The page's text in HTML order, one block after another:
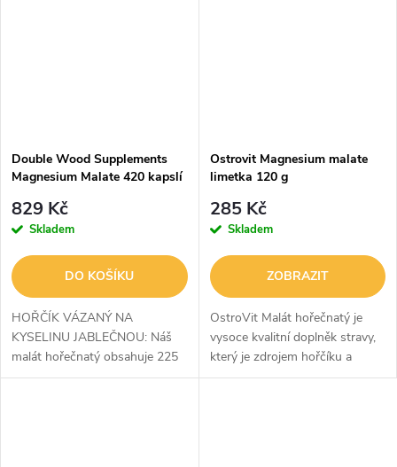
Double Wood Supplements
Magnesium Malate 420 kapslí
829 Kč
Skladem
DO KOŠÍKU
HOŘČÍK VÁZANÝ NA
KYSELINU JABLEČNOU: Náš
malát hořečnatý obsahuje 225
mg hořčíku vázaného na 1275
Ostrovit Magnesium malate
limetka 120 g
285 Kč
Skladem
ZOBRAZIT
OstroVit Malát hořečnatý je
vysoce kvalitní doplněk stravy,
který je zdrojem hořčíku a
vitaminu B6. Jedná se o